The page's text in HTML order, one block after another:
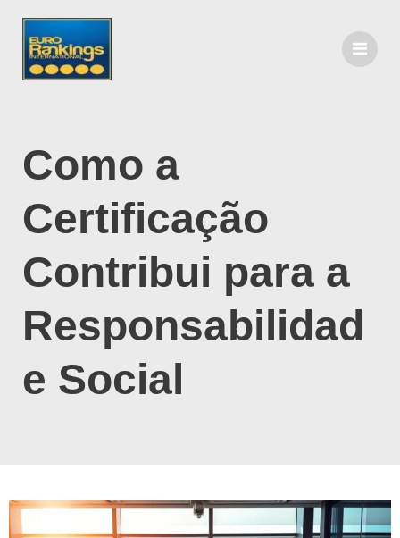
Como a
Certificação
Contribui para a
Responsabilidad
e Social